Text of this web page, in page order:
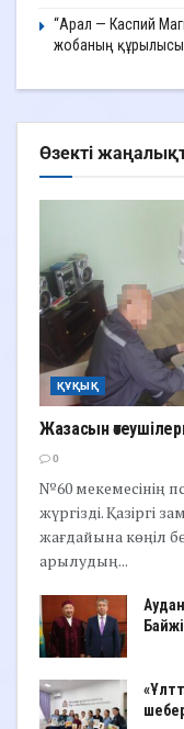
“Арал — Каспий
жобаның
Өзекті
ҚҰҚЫҚ
Жазасын
0
№60 мекемесінің
жүргізді. Қазіргі
жағдайына көңіл
арылудың...
Аудан